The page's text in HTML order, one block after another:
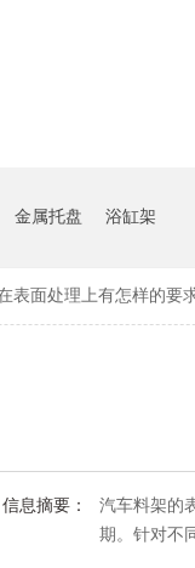
金属托盘 浴缸架
表面处理上有怎样的要
信息摘要：
汽车料架的表
期。针对不